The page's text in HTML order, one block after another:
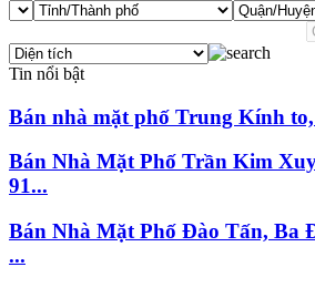
Tin nổi bật
Bán nhà mặt phố Trung Kính
Bán Nhà Mặt Phố Trần Kim
91...
Bán Nhà Mặt Phố Đào Tấn, Ba
...